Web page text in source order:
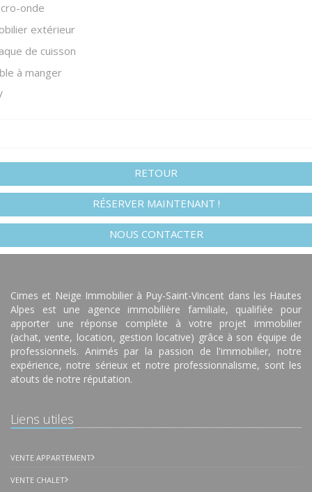
onde
extérieur
de cuisson
à manger
RETOUR
RÉSERVER MAINTENANT !
NOUS CONTACTER
Cimes et Neige Immobilier à Puy-Saint-Vincent dans les Hautes
Alpes est une agence immobilière familiale, qualifiée pour
apporter une réponse complète à votre projet immobilier
(achat, vente, location, gestion locative) grâce à son équipe de
professionnels. Animés par la passion de l'immobilier, notre
expérience, notre sérieux et notre professionnalisme, sont les
atouts de notre réputation.
Liens utiles
VENTE APPARTEMENT
VENTE CHALET